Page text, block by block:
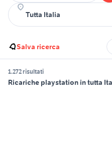
Salva ricerca
1.272 risultati
Ricariche playstation in tutta